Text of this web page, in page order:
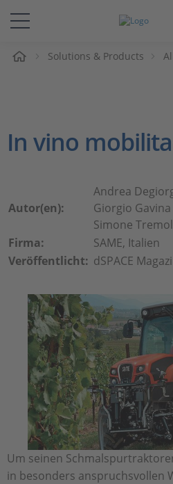
Lösungen & Produkte
Videos
Unternehmen
Karriere
Solutions & Products
In vino
Autor(en):
Andrea
Giorgio Gavina
Simone
Firma:
SAME, Italien
Veröffentlicht: dSPACE
Um seinen
in besonders anspruchsvollen